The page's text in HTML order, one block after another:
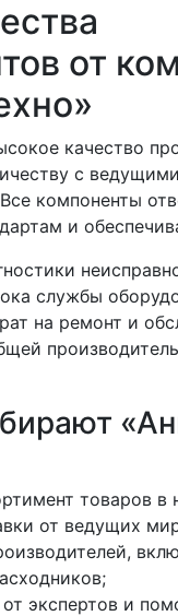
от
качество
с ведущими
компоненты
и
службы
на ремонт и
товаров в
от ведущих
от экспертов и